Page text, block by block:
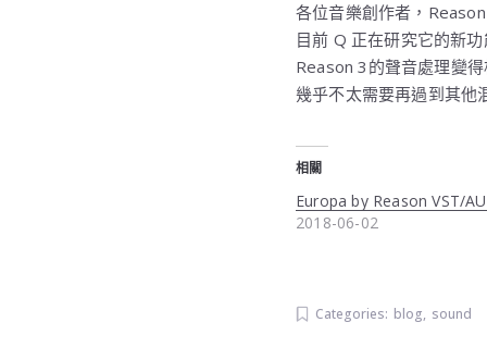
各位音樂創作者，
目前 Q 正在研究它的新
Reason 3的聲音處理變
幾乎不太需要再過到其他
相關
Europa by Reason VST/
2018-06-02
Categories: blog, sound